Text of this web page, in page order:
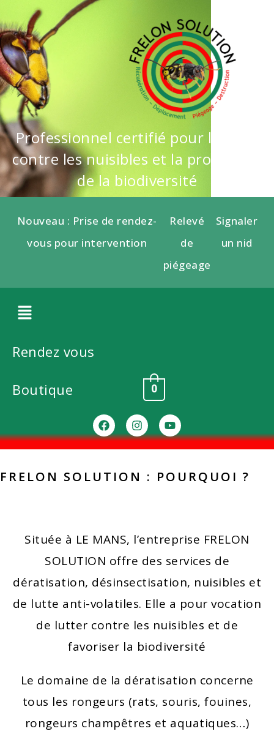
Professionnel certifié pour la lutte
contre les nuisibles et la protection
de la biodiversité
Nouveau : Prise de rendez-
vous pour intervention
Relevé
de
piégeage
Signaler
un nid
Rendez vous
Boutique 0
FRELON SOLUTION : POURQUOI ?
Située à LE MANS, l’entreprise FRELON
SOLUTION offre des services de
dératisation, désinsectisation, nuisibles et
de lutte anti-volatiles. Elle a pour vocation
de lutter contre les nuisibles et de
favoriser la biodiversité
Le domaine de la dératisation concerne
tous les rongeurs (rats, souris, fouines,
rongeurs champêtres et aquatiques…)